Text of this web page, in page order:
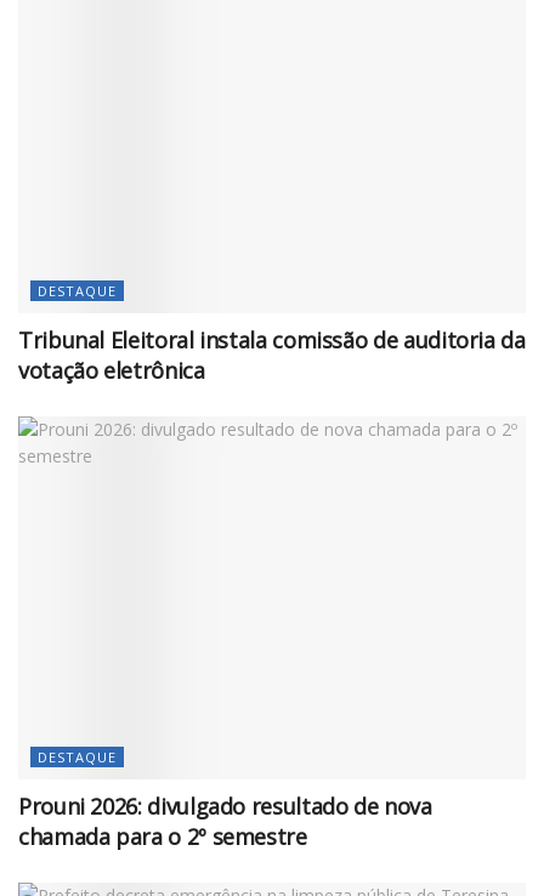
DESTAQUE
Tribunal Eleitoral instala comissão de auditoria da
votação eletrônica
DESTAQUE
Prouni 2026: divulgado resultado de nova
chamada para o 2º semestre